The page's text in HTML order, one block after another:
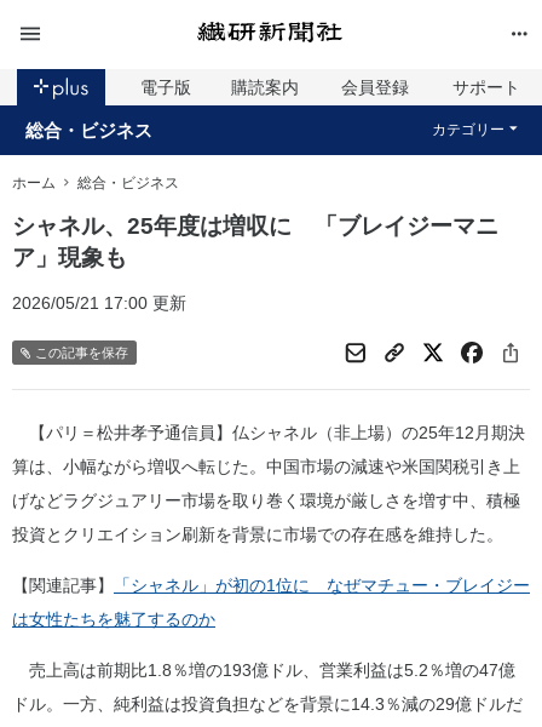
電子版 購読案内 会員登録 サポート
総合・ビジネス カテゴリー
ホーム 総合・ビジネス
シャネル、25年度は増収に 「ブレイジーマニ
ア」現象も
2026/05/21 17:00 更新
この記事を保存
【パリ＝松井孝予通信員】仏シャネル（非上場）の25年12月期決
算は、小幅ながら増収へ転じた。中国市場の減速や米国関税引き上
げなどラグジュアリー市場を取り巻く環境が厳しさを増す中、積極
投資とクリエイション刷新を背景に市場での存在感を維持した。
【関連記事】
「シャネル」が初の1位に なぜマチュー・ブレイジー
は女性たちを魅了するのか
売上高は前期比1.8％増の193億ドル、営業利益は5.2％増の47億
ドル。一方、純利益は投資負担などを背景に14.3％減の29億ドルだ